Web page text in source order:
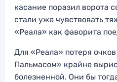
касание поразил ворота
стали уже чувствовать
«Реала» как фаворита
Для «Реала» потеря
Пальмасом» крайне
болезненной. Они бы